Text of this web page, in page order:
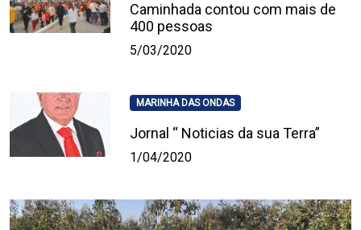
Caminhada contou com mais de
400 pessoas
5/03/2020
MARINHA DAS ONDAS
Jornal “ Noticias da sua Terra”
1/04/2020